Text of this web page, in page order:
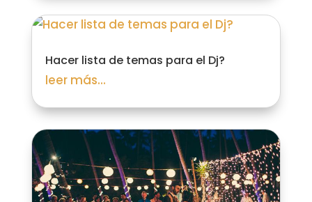
Hacer lista de temas para el Dj?
leer más...